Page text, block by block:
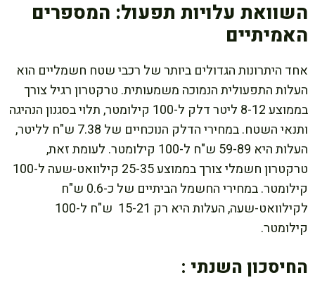
השוואת עלויות תפעול: המספרים
האמיתיים
אחד היתרונות הגדולים ביותר של רכבי שטח חשמליים הוא
העלות התפעולית הנמוכה משמעותית. טרקטרון רגיל צורך
בממוצע 8-12 ליטר דלק ל-100 קילומטר, תלוי בסגנון הנהיגה
ותנאי השטח. במחירי הדלק הנוכחיים של 7.38 ש"ח לליטר,
העלות היא 59-89 ש"ח ל-100 קילומטר. לעומת זאת,
טרקטרון חשמלי צורך בממוצע 25-35 קילוואט-שעה ל-100
קילומטר. במחירי החשמל הביתיים של כ-0.6 ש"ח
לקילוואט-שעה, העלות היא רק 15-21 ש"ח ל-100
קילומטר.
החיסכון השנתי :